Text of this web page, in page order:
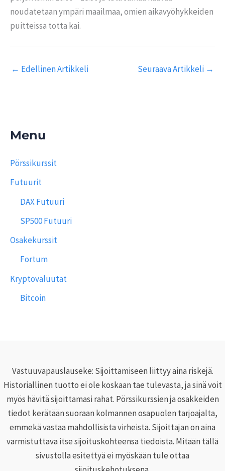
noudatetaan ympäri maailmaa, omien aikavyöhykkeiden
puitteissa totta kai.
← Edellinen Artikkeli Seuraava Artikkeli →
Menu
Pörssikurssit
Futuurit
DAX Futuuri
SP500 Futuuri
Osakekurssit
Fortum
Kryptovaluutat
Bitcoin
Vastuuvapauslauseke: Sijoittamiseen liittyy aina riskejä.
Historiallinen tuotto ei ole koskaan tae tulevasta, ja sinä voit
myös hävitä sijoittamasi rahat. Pörssikurssien ja osakkeiden
tiedot kerätään suoraan kolmannen osapuolen tarjoajalta,
emmekä vastaa mahdollisista virheistä. Sijoittajan on aina
varmistuttava itse sijoituskohteensa tiedoista. Mitään tällä
sivustolla esitettyä ei myöskään tule ottaa